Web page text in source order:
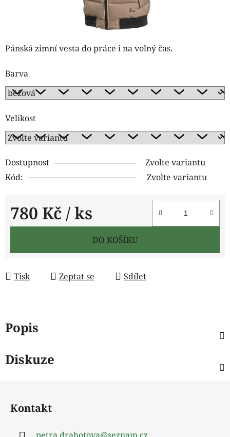
Pánská zimní vesta do práce i na volný čas.
Barva
Velikost
Dostupnost
Zvolte variantu
Kód:
Zvolte variantu
780 Kč / ks
Měrná cena:
DO KOŠÍKU
Tisk Zeptat se Sdílet
Popis
Diskuze
Kontakt